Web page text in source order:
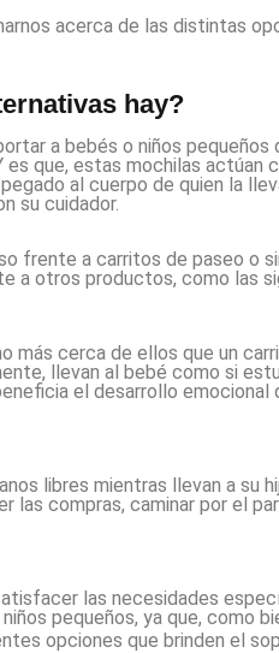
acerca de las distintas
hay?
a bebés o niños pequeños
que, estas mochilas actúan
al cuerpo de quien la
su cuidador.
frente a carritos de paseo o
a otros productos, como las
más cerca de ellos que un
llevan al bebé como si
el desarrollo emocional
libres mientras llevan a su
las compras, caminar por el
las necesidades
pequeños, ya que, como
opciones que brinden el